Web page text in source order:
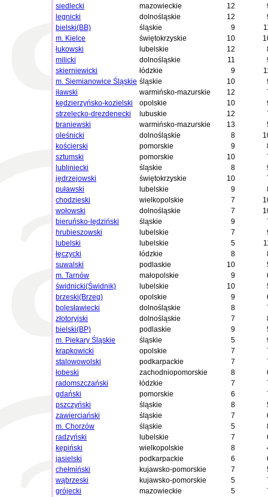
siedlecki
mazowieckie 12
legnicki
dolnośląskie 12
bielski(BB)
śląskie 9
m. Kielce
świętokrzyskie 10
łukowski
lubelskie 12
milicki
dolnośląskie 11
skierniewicki
łódzkie 9
m. Siemianowice Śląskie śląskie 10
iławski
warmińsko-mazurskie 12
kędzierzyńsko-kozielski
opolskie 10
strzelecko-drezdenecki
lubuskie 12
braniewski
warmińsko-mazurskie 13
oleśnicki
dolnośląskie 8
kościerski
pomorskie 9
sztumski
pomorskie 10
lubliniecki
śląskie 8
jędrzejowski
świętokrzyskie 10
puławski
lubelskie 9
chodzieski
wielkopolskie 7
wołowski
dolnośląskie 7
bieruńsko-lędziński
śląskie 9
hrubieszowski
lubelskie 7
lubelski
lubelskie 5
łęczycki
łódzkie 8
suwalski
podlaskie 10
m. Tarnów
małopolskie 9
świdnicki(Świdnik)
lubelskie 10
brzeski(Brzeg)
opolskie 9
bolesławiecki
dolnośląskie 8
złotoryjski
dolnośląskie 7
bielski(BP)
podlaskie 9
m. Piekary Śląskie
śląskie 5
krapkowicki
opolskie 7
stalowowolski
podkarpackie 7
łobeski
zachodniopomorskie 8
radomszczański
łódzkie 7
gdański
pomorskie 6
pszczyński
śląskie 8
zawierciański
śląskie 7
m. Chorzów
śląskie 5
radzyński
lubelskie 7
kępiński
wielkopolskie 8
jasielski
podkarpackie 6
chełmiński
kujawsko-pomorskie 7
wąbrzeski
kujawsko-pomorskie 5
grójecki
mazowieckie 5